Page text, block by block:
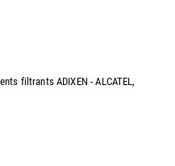
filtrants ADIXEN - ALCATEL,